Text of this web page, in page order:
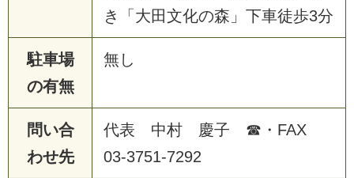
き「大田文化の森」下車徒歩3分
駐車場
の有無
無し
問い合
わせ先
代表 中村 慶子 ☎・FAX
03-3751-7292